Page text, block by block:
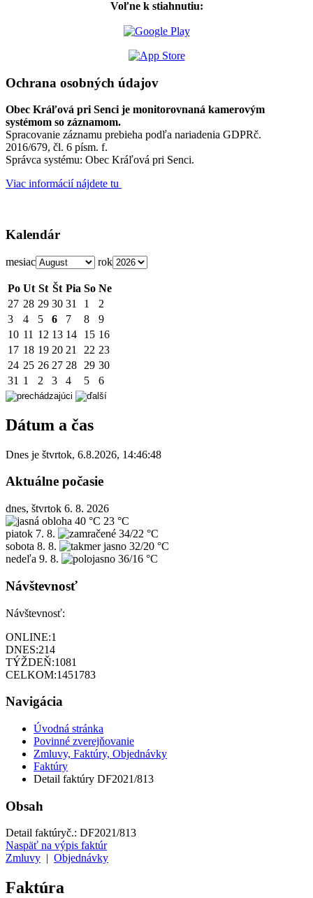
Voľne k stiahnutiu:
Ochrana osobných údajov
Obec Kráľová pri Senci je monitorovnaná kamerovým
systémom so záznamom.
Spracovanie záznamu prebieha podľa nariadenia GDPRč.
2016/679, čl. 6 písm. f.
Správca systému: Obec Kráľová pri Senci.
Viac informácií nájdete tu
Kalendár
mesiac rok
Po Ut St Št Pia So Ne
27 28 29 30 31 1
2
3
4 5 6 7 8
9
10 11 12 13 14 15 16
17 18 19 20 21 22 23
24 25 26 27 28 29 30
31 1 2 3 4 5 6
Dátum a čas
Dnes je štvrtok, 6.8.2026, 14:46:48
Aktuálne počasie
dnes, štvrtok 6. 8. 2026
40 °C 23 °C
piatok 7. 8.
34/22 °C
sobota 8. 8.
32/20 °C
nedeľa 9. 8. 36/16 °C
Návštevnosť
Návštevnosť:
ONLINE:1
DNES:214
TÝŽDEŇ:1081
CELKOM:1451783
Navigácia
Úvodná stránka
Povinné zverejňovanie
Zmluvy, Faktúry, Objednávky
Faktúry
Detail faktúry DF2021/813
Obsah
Detail faktúryč.: DF2021/813
Naspäť na výpis faktúr
Zmluvy
Objednávky
Faktúra